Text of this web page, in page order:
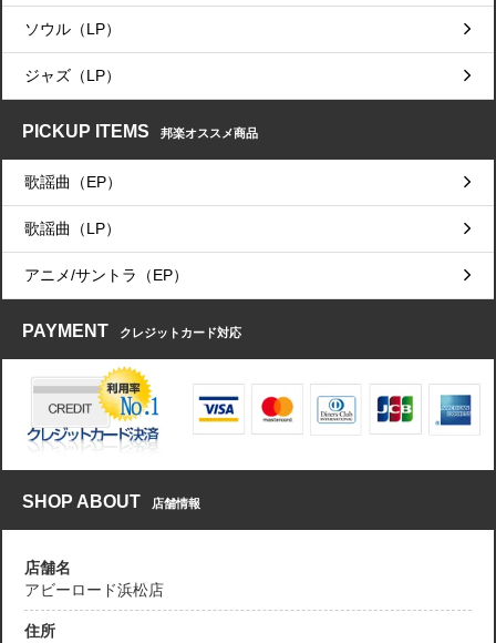
ソウル（LP）
ジャズ（LP）
PICKUP ITEMS 邦楽オススメ商品
歌謡曲（EP）
歌謡曲（LP）
アニメ/サントラ（EP）
PAYMENT クレジットカード対応
SHOP ABOUT 店舗情報
店舗名
アビーロード浜松店
住所